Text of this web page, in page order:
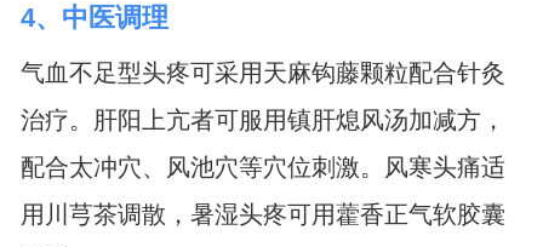
4、中医调理
气血不足型头疼可采用天麻钩藤颗粒配合针灸
治疗。肝阳上亢者可服用镇肝熄风汤加减方，
配合太冲穴、风池穴等穴位刺激。风寒头痛适
用川芎茶调散，暑湿头疼可用藿香正气软胶囊